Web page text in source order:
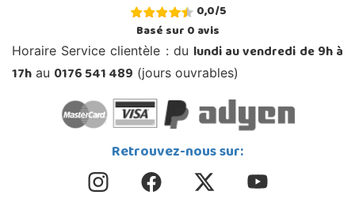
0,0/5
Basé sur0avis
Horaire Service clientèle : du lundi au vendredi de 9h à
17h au 0176 541 489 (jours ouvrables)
Retrouvez-nous sur: